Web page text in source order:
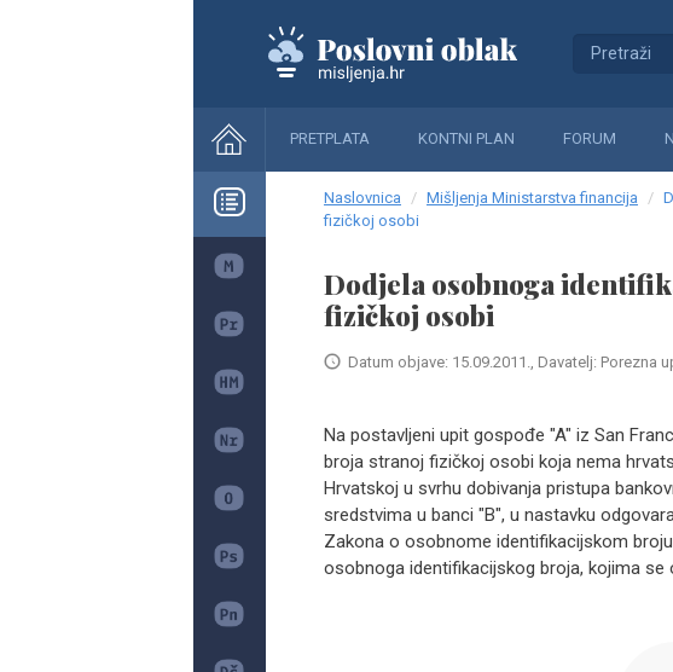
PRETPLATA KONTNI PLAN FORUM
Naslovnica Mišljenja Ministarstva financija
fizičkoj osobi
Dodjela osobnoga
fizičkoj osobi
Datum objave: 15.09.2011., Davatelj: Porezna
Na postavljeni upit gospođe "A" iz San
broja stranoj fizičkoj osobi koja nema
Hrvatskoj u svrhu dobivanja pristupa
sredstvima u banci "B", u nastavku
Zakona o osobnome identifikacijskom
osobnoga identifikacijskog broja, kojima se